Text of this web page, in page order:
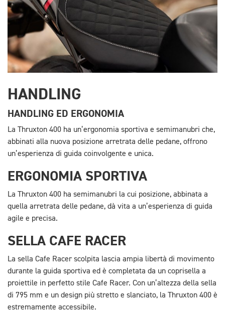
HANDLING
HANDLING ED ERGONOMIA
La Thruxton 400 ha un’ergonomia sportiva e semimanubri che,
abbinati alla nuova posizione arretrata delle pedane, offrono
un’esperienza di guida coinvolgente e unica.
ERGONOMIA SPORTIVA
La Thruxton 400 ha semimanubri la cui posizione, abbinata a
quella arretrata delle pedane, dà vita a un’esperienza di guida
agile e precisa.
SELLA CAFE RACER
La sella Cafe Racer scolpita lascia ampia libertà di movimento
durante la guida sportiva ed è completata da un coprisella a
proiettile in perfetto stile Cafe Racer. Con un’altezza della sella
di 795 mm e un design più stretto e slanciato, la Thruxton 400 è
estremamente accessibile.